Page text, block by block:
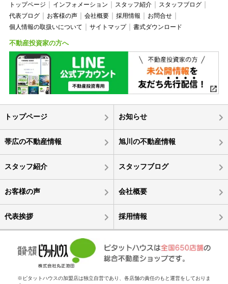
トップページ インフォメーション スタッフ紹介
スタッフブログ
代表ブログ
お客様の声 会社概要 採用情報
お問合せ
個人情報の取扱いについて
サイトマップ 書式ダウンロード
不動産投資家の方へ
トップページ お知らせ
帯広の不動産情報 旭川の不動産情報
スタッフ紹介 スタッフブログ
お客様の声 会社概要
代表挨拶 採用情報
※ピタットハウスの加盟店は独立自営であり、各店舗の責任のもと運営をしておりま